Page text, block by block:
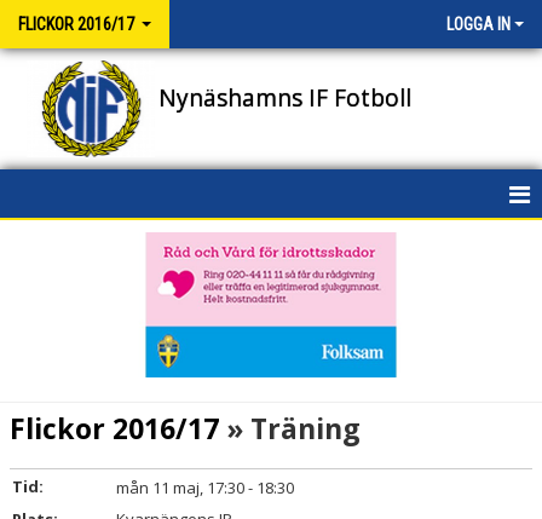
FLICKOR 2016/17 LOGGA IN
Nynäshamns IF Fotboll
Flickor 2016/17 » Träning
Tid:
mån 11 maj, 17:30 - 18:30